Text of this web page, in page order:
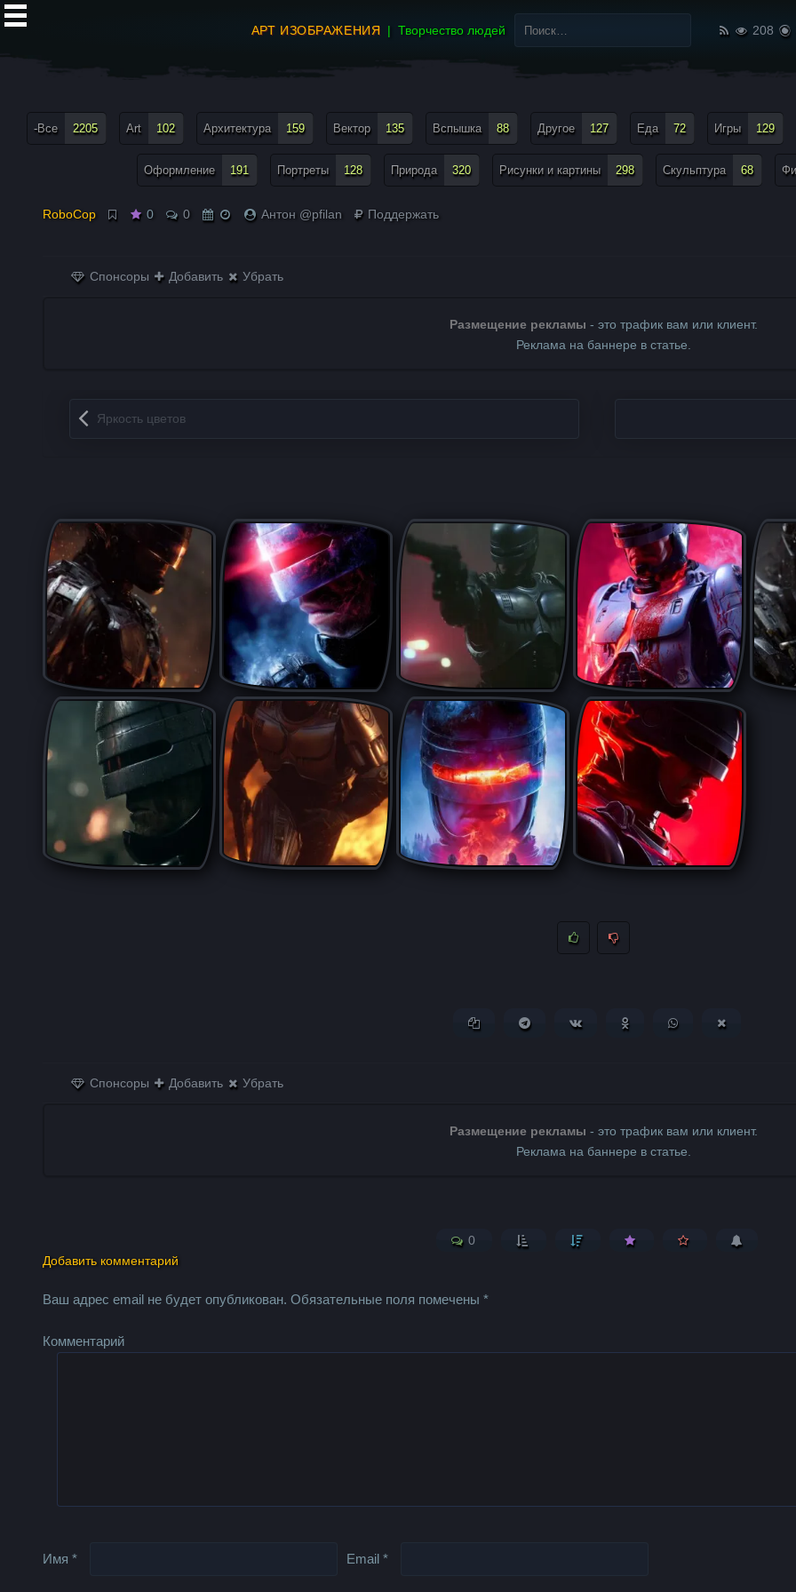
АРТ ИЗОБРАЖЕНИЯ Творчество людей
Найти:
208
-Все 2205 Art 102 Архитектура 159 Вектор 135 Вспышка 88 Другое 127 Еда 72 Игры 129
Оформление 191 Портреты 128 Природа 320 Рисунки и картины 298 Скульптура 68
RoboCop 0 0 Антон @pfilan Поддержать
Спонсоры Добавить Убрать
Размещение рекламы - это трафик вам или клиент.
Реклама на баннере в статье.
Запись навигация
Яркость цветов
Копировать ссылкуПоделиться в Telegram
Поделиться ВКонтакте
Поделиться вПоделиться в
Спонсоры Добавить Убрать
Размещение рекламы - это трафик вам или клиент.
Реклама на баннере в статье.
0
Добавить комментарий
Ваш адрес email не будет опубликован. Обязательные поля помечены*
Комментарий
Имя* Email*